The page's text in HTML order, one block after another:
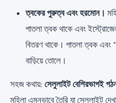
ত্বকের পুরুত্ব এবং হরমোন।
পাতলা ত্বক থাকে এবং
বিতরণ থাকে। পাতলা ত্বক এবং
বাড়িয়ে তোলে।
সহজ কথায়: সেলুলাইট বেশিরভাগই
মহিলা এমনভাবে তৈরি যা সেলুলাইট